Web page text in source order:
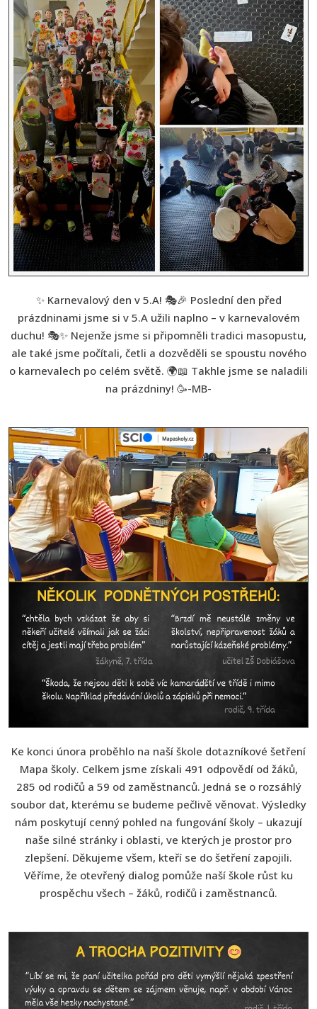
✨ Karnevalový den v 5.A! 🎭🎉 Poslední den před
prázdninami jsme si v 5.A užili naplno – v karnevalovém
duchu! 🎭✨ Nejenže jsme si připomněli tradici masopustu,
ale také jsme počítali, četli a dozvěděli se spoustu nového
o karnevalech po celém světě. 🌍📖 Takhle jsme se naladili
na prázdniny! 🥳-MB-
Ke konci února proběhlo na naší škole dotazníkové šetření
Mapa školy. Celkem jsme získali 491 odpovědí od žáků,
285 od rodičů a 59 od zaměstnanců. Jedná se o rozsáhlý
soubor dat, kterému se budeme pečlivě věnovat. Výsledky
nám poskytují cenný pohled na fungování školy – ukazují
naše silné stránky i oblasti, ve kterých je prostor pro
zlepšení. Děkujeme všem, kteří se do šetření zapojili.
Věříme, že otevřený dialog pomůže naší škole růst ku
prospěchu všech – žáků, rodičů i zaměstnanců.